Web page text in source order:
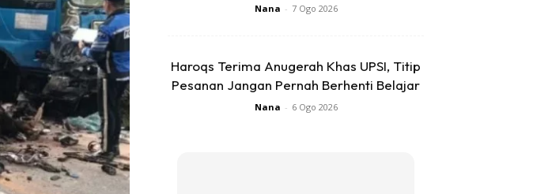
Nana - 7 Ogo 2026
Haroqs Terima Anugerah Khas UPSI, Titip
Pesanan Jangan Pernah Berhenti Belajar
Nana - 6 Ogo 2026